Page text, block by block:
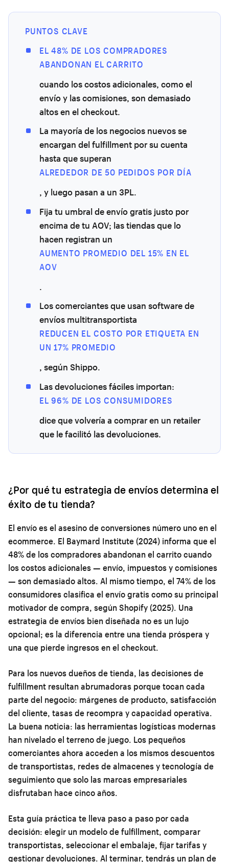
PUNTOS CLAVE
EL 48% DE LOS COMPRADORES
ABANDONAN EL CARRITO
cuando los costos adicionales, como el
envío y las comisiones, son demasiado
altos en el checkout.
La mayoría de los negocios nuevos se
encargan del fulfillment por su cuenta
hasta que superan
ALREDEDOR DE 50 PEDIDOS POR DÍA
, y luego pasan a un 3PL.
Fija tu umbral de envío gratis justo por
encima de tu AOV; las tiendas que lo
hacen registran un
AUMENTO PROMEDIO DEL 15% EN EL
AOV
.
Los comerciantes que usan software de
envíos multitransportista
REDUCEN EL COSTO POR ETIQUETA EN
UN 17% PROMEDIO
, según Shippo.
Las devoluciones fáciles importan:
EL 96% DE LOS CONSUMIDORES
dice que volvería a comprar en un retailer
que le facilitó las devoluciones.
¿Por qué tu estrategia de envíos determina el
éxito de tu tienda?
El envío es el asesino de conversiones número uno en el
ecommerce. El Baymard Institute (2024) informa que el
48% de los compradores abandonan el carrito cuando
los costos adicionales — envío, impuestos y comisiones
— son demasiado altos. Al mismo tiempo, el 74% de los
consumidores clasifica el envío gratis como su principal
motivador de compra, según Shopify (2025). Una
estrategia de envíos bien diseñada no es un lujo
opcional; es la diferencia entre una tienda próspera y
una que pierde ingresos en el checkout.
Para los nuevos dueños de tienda, las decisiones de
fulfillment resultan abrumadoras porque tocan cada
parte del negocio: márgenes de producto, satisfacción
del cliente, tasas de recompra y capacidad operativa.
La buena noticia: las herramientas logísticas modernas
han nivelado el terreno de juego. Los pequeños
comerciantes ahora acceden a los mismos descuentos
de transportistas, redes de almacenes y tecnología de
seguimiento que solo las marcas empresariales
disfrutaban hace cinco años.
Esta guía práctica te lleva paso a paso por cada
decisión: elegir un modelo de fulfillment, comparar
transportistas, seleccionar el embalaje, fijar tarifas y
gestionar devoluciones. Al terminar, tendrás un plan de